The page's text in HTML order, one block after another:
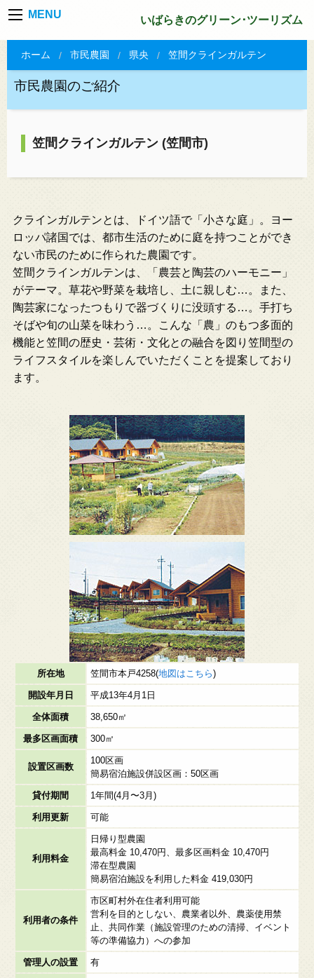
MENU いばらきのグリーン･ツーリズム
ホーム 市民農園 県央 笠間クラインガルテン
市民農園のご紹介
笠間クラインガルテン (笠間市)
クラインガルテンとは、ドイツ語で「小さな庭」。ヨー
ロッパ諸国では、都市生活のために庭を持つことができ
ない市民のために作られた農園です。
笠間クラインガルテンは、「農芸と陶芸のハーモニー」
がテーマ。草花や野菜を栽培し、土に親しむ…。また、
陶芸家になったつもりで器づくりに没頭する…。手打ち
そばや旬の山菜を味わう…。こんな「農」のもつ多面的
機能と笠間の歴史・芸術・文化との融合を図り笠間型の
ライフスタイルを楽しんでいただくことを提案しており
ます。
所在地 笠間市本戸4258(地図はこちら)
開設年月日 平成13年4月1日
全体面積 38,650㎡
最多区画面積 300㎡
設置区画数
100区画
簡易宿泊施設併設区画：50区画
貸付期間 1年間(4月〜3月)
利用更新 可能
利用料金
日帰り型農園
最高料金 10,470円、最多区画料金 10,470円
滞在型農園
簡易宿泊施設を利用した料金 419,030円
利用者の条件
市区町村外在住者利用可能
営利を目的としない、農業者以外、農薬使用禁
止、共同作業（施設管理のための清掃、イベント
等の準備協力）への参加
管理人の設置 有